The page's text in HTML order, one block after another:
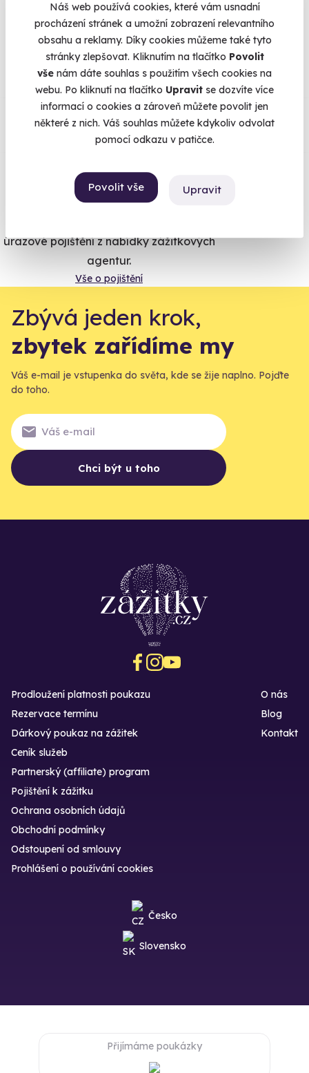
Náš web používá cookies, které vám usnadní
procházení stránek a umožní zobrazení relevantního
obsahu a reklamy. Díky cookies můžeme také tyto
stránky zlepšovat. Kliknutím na tlačítko Povolit
vše nám dáte souhlas s použitím všech cookies na
webu. Po kliknutí na tlačítko Upravit se dozvíte více
informací o cookies a zároveň můžete povolit jen
některé z nich. Váš souhlas můžete kdykoliv odvolat
pomocí odkazu v patičce.
Povolit vše Upravit
Na heureka.czmáme
96% spokojenost zákazníků.
Co si o nás myslí
Zobraz ohlasy
Vše umíme pojistit
úrazové pojištění z nabídky zážitkových
agentur.
Vše o pojištění
Zbývá jeden krok,
zbytek zařídíme my
Váš e-mail je vstupenka do světa, kde se žije naplno. Pojďte
do toho.
Chci být u toho
Prodloužení platnosti poukazu
Rezervace termínu
Dárkový poukaz na zážitek
O nás
Blog
Kontakt
Ceník služeb
Partnerský (affiliate) program
Pojištění k zážitku
Ochrana osobních údajů
Obchodní podmínky
Odstoupení od smlouvy
Prohlášení o používání cookies
Česko
Slovensko
Přijímáme poukázky